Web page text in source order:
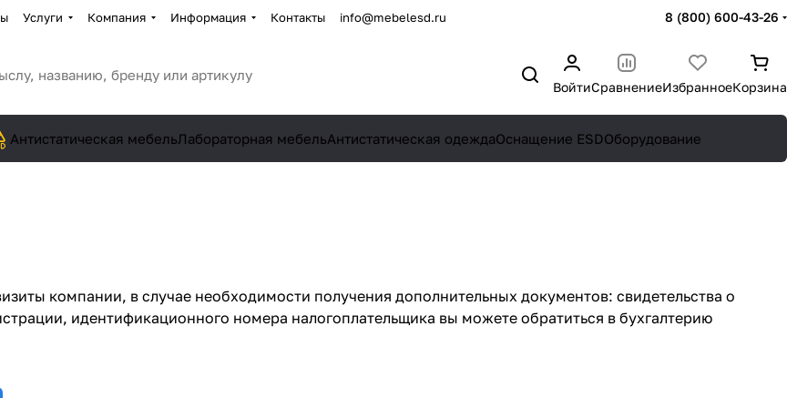
Услуги Компания Информация Контакты info@mebelesd.ru 8 (800) 600-43-26
ВойтиСравнениеИзбранноеКорзина
Антистатическая мебельЛабораторная мебельАнтистатическая одеждаОснащение ESDОборудование
компании, в случае необходимости получения дополнительных документов: свидетельства о
идентификационного номера налогоплательщика вы можете обратиться в бухгалтерию